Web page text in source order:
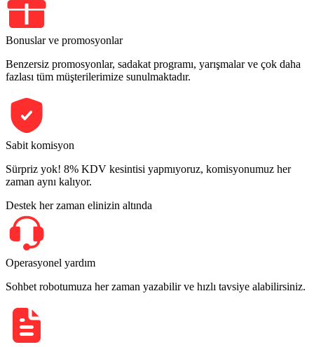
Bonuslar ve promosyonlar
Benzersiz promosyonlar, sadakat programı, yarışmalar ve çok daha
fazlası tüm müşterilerimize sunulmaktadır.
Sabit komisyon
Sürpriz yok! 8% KDV kesintisi yapmıyoruz, komisyonumuz her
zaman aynı kalıyor.
Destek her zaman elinizin altında
Operasyonel yardım
Sohbet robotumuza her zaman yazabilir ve hızlı tavsiye alabilirsiniz.